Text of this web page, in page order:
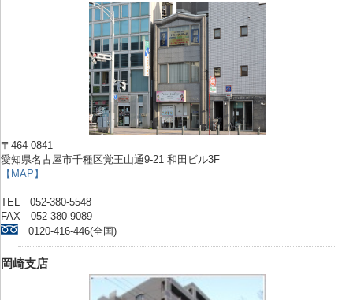
〒464-0841
愛知県名古屋市千種区覚王山通9-21 和田ビル3F
【MAP】
TEL 052-380-5548
FAX 052-380-9089
0120-416-446(全国)
岡崎支店